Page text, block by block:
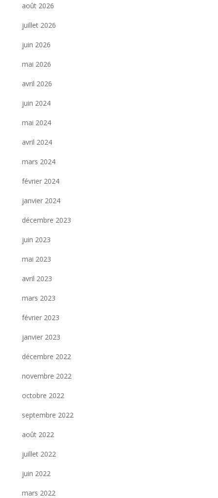
août 2026
juillet 2026
juin 2026
mai 2026
avril 2026
juin 2024
mai 2024
avril 2024
mars 2024
février 2024
janvier 2024
décembre 2023
juin 2023
mai 2023
avril 2023
mars 2023
février 2023
janvier 2023
décembre 2022
novembre 2022
octobre 2022
septembre 2022
août 2022
juillet 2022
juin 2022
mars 2022